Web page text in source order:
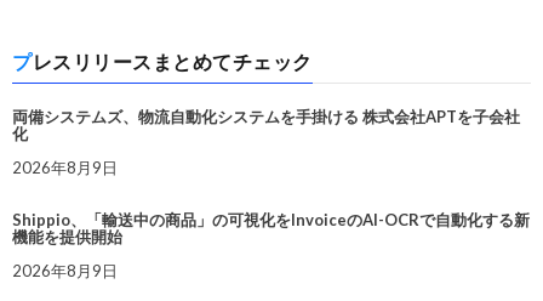
プレスリリースまとめてチェック
両備システムズ、物流自動化システムを手掛ける 株式会社APTを子会社
化
2026年8月9日
Shippio、「輸送中の商品」の可視化をInvoiceのAI-OCRで自動化する新
機能を提供開始
2026年8月9日